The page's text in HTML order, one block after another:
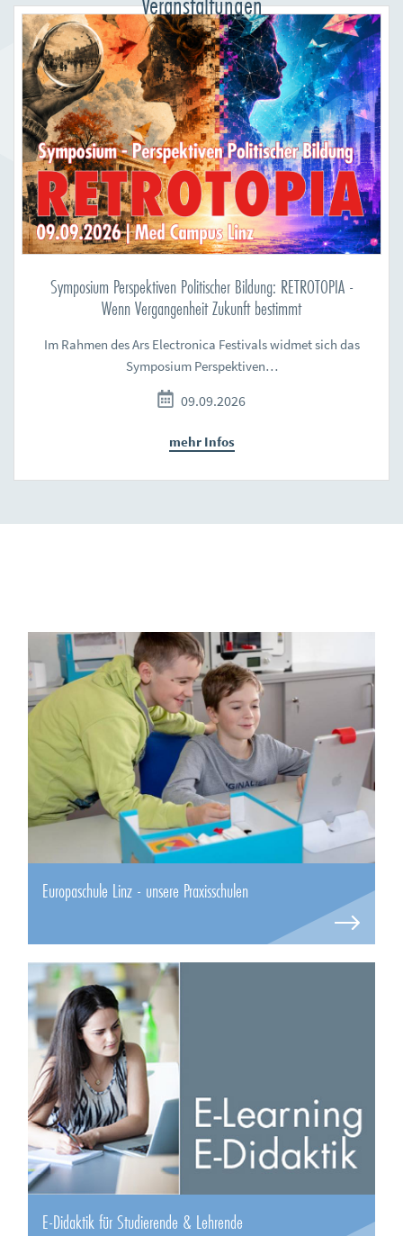
Symposium Perspektiven Politischer Bildung: RETROTOPIA -
Wenn Vergangenheit Zukunft bestimmt
Im Rahmen des Ars Electronica Festivals widmet sich das
Symposium Perspektiven…
09.09.2026
mehr Infos
Europaschule Linz - unsere Praxisschulen
E-Didaktik für Studierende & Lehrende